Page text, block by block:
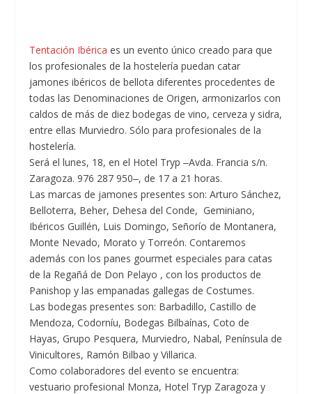
Tentación Ibérica es un evento único creado para que
los profesionales de la hostelería puedan catar
jamones ibéricos de bellota diferentes procedentes de
todas las Denominaciones de Origen, armonizarlos con
caldos de más de diez bodegas de vino, cerveza y sidra,
entre ellas Murviedro. Sólo para profesionales de la
hostelería.
Será el lunes, 18, en el Hotel Tryp ‒Avda. Francia s/n.
Zaragoza. 976 287 950‒, de 17 a 21 horas.
Las marcas de jamones presentes son: Arturo Sánchez,
Belloterra, Beher, Dehesa del Conde, Geminiano,
Ibéricos Guillén, Luis Domingo, Señorío de Montanera,
Monte Nevado, Morato y Torreón. Contaremos
además con los panes gourmet especiales para catas
de la Regañá de Don Pelayo , con los productos de
Panishop y las empanadas gallegas de Costumes.
Las bodegas presentes son: Barbadillo, Castillo de
Mendoza, Codorníu, Bodegas Bilbaínas, Coto de
Hayas, Grupo Pesquera, Murviedro, Nabal, Península de
Vinicultores, Ramón Bilbao y Villarica.
Como colaboradores del evento se encuentra:
vestuario profesional Monza, Hotel Tryp Zaragoza y